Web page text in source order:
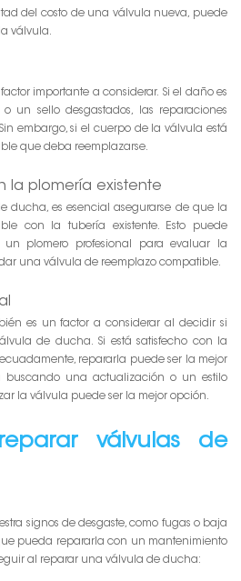
del costo de una válvula nueva, puede
válvula.
importante a considerar. Si el daño es
un sello desgastados, las reparaciones
embargo, si el cuerpo de la válvula está
que deba reemplazarse.
la plomería existente
ducha, es esencial asegurarse de que la
con la tubería existente. Esto puede
plomero profesional para evaluar la
una válvula de reemplazo compatible.
es un factor a considerar al decidir si
de ducha. Si está satisfecho con la
repararla puede ser la mejor
buscando una actualización o un estilo
la válvula puede ser la mejor opción.
válvulas de
signos de desgaste, como fugas o baja
pueda repararla con un mantenimiento
al reparar una válvula de ducha: